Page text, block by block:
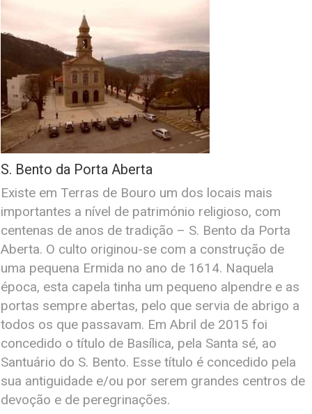
S. Bento da Porta Aberta
Existe em Terras de Bouro um dos locais mais
importantes a nível de património religioso, com
centenas de anos de tradição – S. Bento da Porta
Aberta. O culto originou-se com a construção de
uma pequena Ermida no ano de 1614. Naquela
época, esta capela tinha um pequeno alpendre e as
portas sempre abertas, pelo que servia de abrigo a
todos os que passavam. Em Abril de 2015 foi
concedido o título de Basílica, pela Santa sé, ao
Santuário do S. Bento. Esse título é concedido pela
sua antiguidade e/ou por serem grandes centros de
devoção e de peregrinações.